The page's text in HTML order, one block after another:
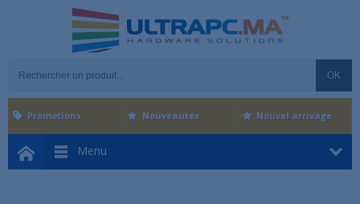
OK
Menu
Promotions Nouveautés Nouvel arrivage